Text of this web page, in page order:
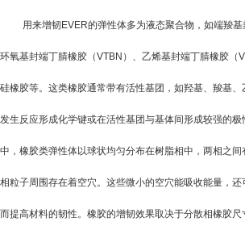
用来增韧 EVER的弹性体多为液态聚合物，如端羧基
环氧基封端丁腈橡胶（VTBN ）、乙烯基封端丁腈橡胶（
硅橡胶等。这类橡胶通常带有活性基团，如羟基、羧基、
发生反应形成化学键或在活性基团与基体间形成较强的
中，橡胶类弹性体以球状均匀分布在树脂相中，两相之
相粒子周围存在着空穴。这些微小的空穴能吸收能量，
而提高材料的韧性。橡胶的增韧效果取决于分散相橡胶